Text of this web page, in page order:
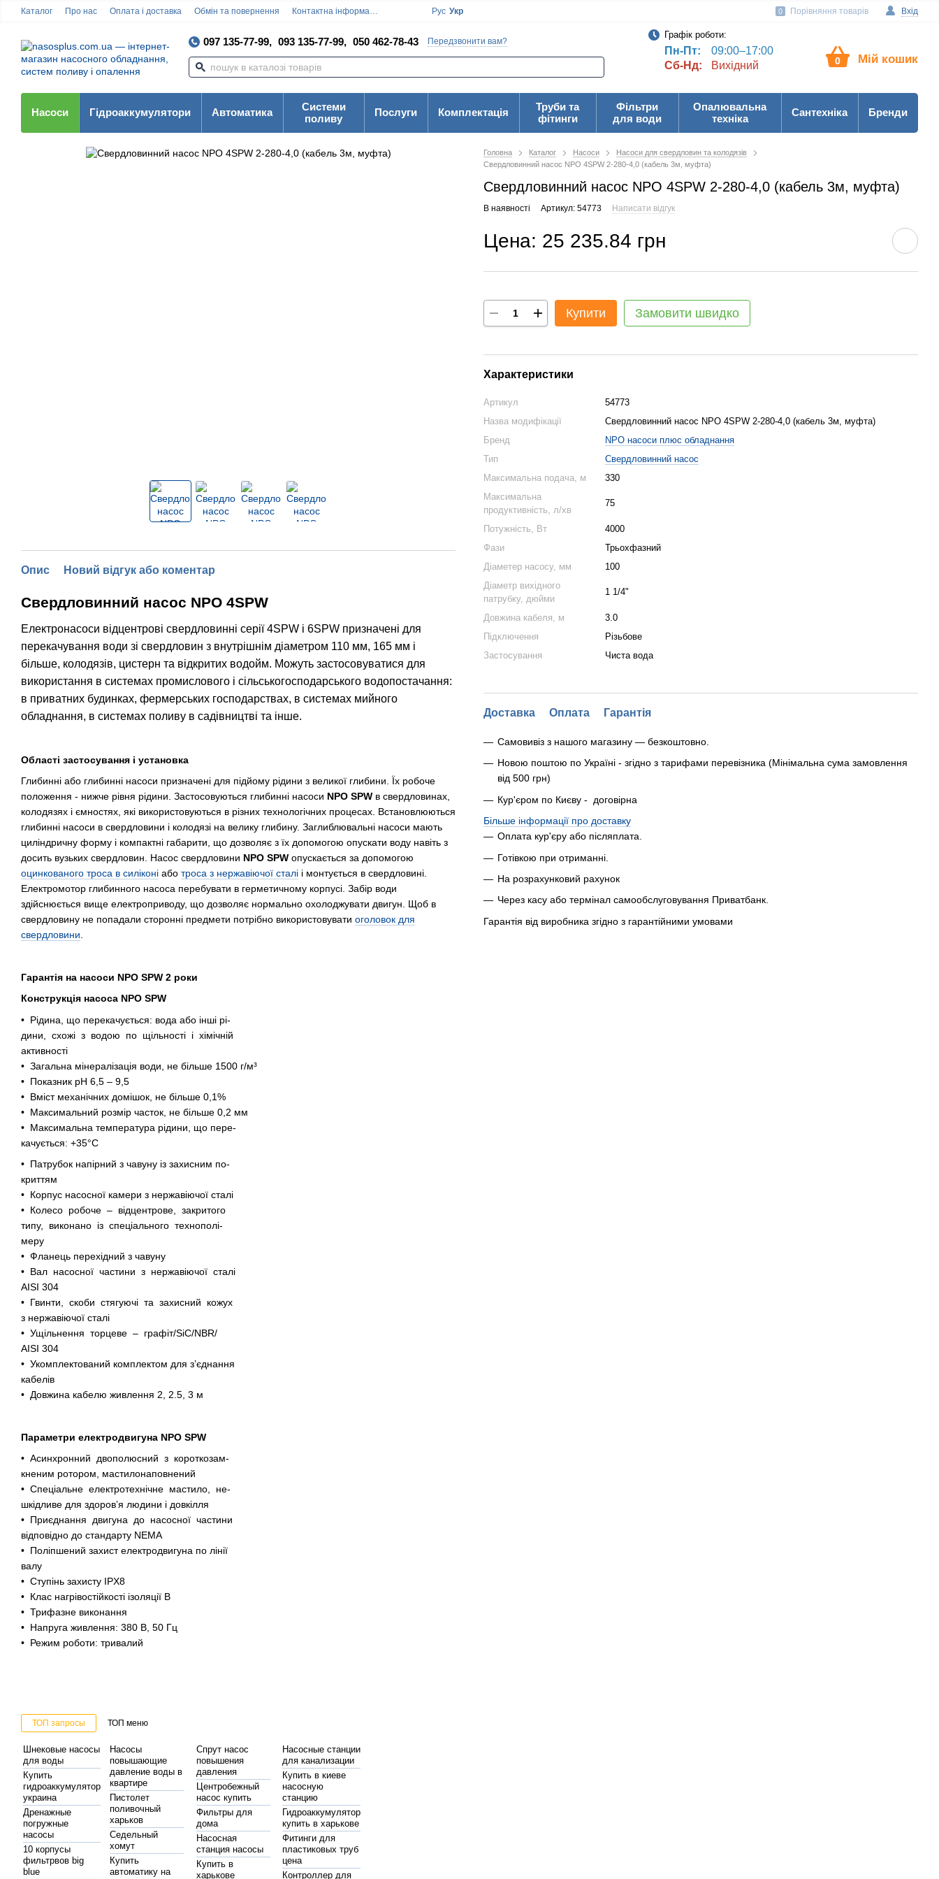
Каталог Про нас Оплата і доставка Обмін та повернення Контактна інформація Угода користувача Вхід
0 Порівняння товарів
Рус Укр
097 135-77-99, 093 135-77-99, 050 462-78-43 Передзвонити вам?
Графік роботи:
Пн-Пт:
09:00–17:00
Сб-Нд:
Вихідний 0 Мій кошик
Насоси Гідроаккумулятори Автоматика
Системи
поливу
Послуги Комплектація
Труби та
фітинги
Фільтри
для води
Опалювальна
техніка
Сантехніка Бренди
Опис Новий відгук або коментар
Свердловинний насос NPO 4SPW
Електронасоси відцентрові свердловинні серії 4SPW і 6SPW призначені для
перекачування води зі свердловин з внутрішнім діаметром 110 мм, 165 мм і
більше, колодязів, цистерн та відкритих водойм. Можуть застосовуватися для
використання в системах промислового і сільськогосподарського водопостачання:
в приватних будинках, фермерських господарствах, в системах мийного
обладнання, в системах поливу в садівництві та інше.
Області застосування і установка
Глибинні або глибинні насоси призначені для підйому рідини з великої глибини. Їх робоче
положення - нижче рівня рідини. Застосовуються глибинні насоси NPO SPW в свердловинах,
колодязях і ємностях, які використовуються в різних технологічних процесах. Встановлюються
глибинні насоси в свердловини і колодязі на велику глибину. Заглиблювальні насоси мають
циліндричну форму і компактні габарити, що дозволяє з їх допомогою опускати воду навіть з
досить вузьких свердловин. Насос свердловини NPO SPW опускається за допомогою
оцинкованого троса в силіконі або троса з нержавіючої сталі і монтується в свердловині.
Електромотор глибинного насоса перебувати в герметичному корпусі. Забір води
здійснюється вище електроприводу, що дозволяє нормально охолоджувати двигун. Щоб в
свердловину не попадали сторонні предмети потрібно використовувати оголовок для
свердловини
Гарантія на насоси NPO SPW 2 роки
Конструкція насоса NPO SPW
• Рідина, що перекачується: вода або інші рі-
дини, схожі з водою по щільності і хімічній
активності
• Загальна мінералізація води, не більше 1500 г/м³
• Показник рН 6,5 – 9,5
• Вміст механічних домішок, не більше 0,1%
• Максимальний розмір часток, не більше 0,2 мм
• Максимальна температура рідини, що пере-
качується: +35°C
• Патрубок напірний з чавуну із захисним по-
криттям
• Корпус насосної камери з нержавіючої сталі
• Колесо робоче – відцентрове, закритого
типу, виконано із спеціального технополі-
меру
• Фланець перехідний з чавуну
• Вал насосної частини з нержавіючої сталі
AISI 304
• Гвинти, скоби стягуючі та захисний кожух
з нержавіючої сталі
• Ущільнення торцеве – графіт/SiC/NBR/
AISI 304
• Укомплектований комплектом для з’єднання
кабелів
• Довжина кабелю живлення 2, 2.5, 3 м
Параметри електродвигуна NPO SPW
• Асинхронний двополюсний з короткозам-
кненим ротором, мастилонаповнений
• Спеціальне електротехнічне мастило, не-
шкідливе для здоров’я людини і довкілля
• Приєднання двигуна до насосної частини
відповідно до стандарту NEMA
• Поліпшений захист електродвигуна по лінії
валу
• Ступінь захисту IPХ8
• Клас нагрівостійкості ізоляції В
• Трифазне виконання
• Напруга живлення: 380 В, 50 Гц
• Режим роботи: тривалий
ТОП запросы ТОП меню
Шнековые насосы
для воды
Купить
гидроаккумулятор
украина
Дренажные
погружные
насосы
10 корпусы
фильтрвов big
blue
Насосы
повышающие
давление воды в
квартире
Пистолет
поливочный
харьков
Седельный
хомут
Купить
автоматику на
Спрут насос
повышения
давления
Центробежный
насос купить
Фильтры для
дома
Насосная
станция насосы
Купить в
харькове
Насосные станции
для канализации
Купить в киеве
насосную
станцию
Гидроаккумулятор
купить в харькове
Фитинги для
пластиковых труб
цена
Контроллер для
Головна Каталог Насоси
Насоси для свердловин та колодязів
Свердловинний насос NPO 4SPW 2-280-4,0 (кабель 3м, муфта)
Свердловинний насос NPO 4SPW 2-280-4,0 (кабель 3м, муфта)
В наявності Артикул: 54773 Написати відгук
Цена: 25 235.84 грн
Купити Замовити швидко
Характеристики
Артикул
54773
Назва модифікації
Свердловинний насос NPO 4SPW 2-280-4,0 (кабель 3м, муфта)
Бренд
NPO насоси плюс обладнання
Тип
Свердловинний насос
Максимальна подача, м
330
Максимальна
продуктивність, л/хв
75
Потужність, Вт
4000
Фази
Трьохфазний
Діаметер насосу, мм
100
Діаметр вихідного
патрубку, дюйми
1 1/4"
Довжина кабеля, м
3.0
Підключення
Різьбове
Застосування
Чиста вода
Доставка Оплата Гарантія
Самовивіз з нашого магазину — безкоштовно.
Новою поштою по Україні - згідно з тарифами перевізника (Мінімальна сума замовлення
від 500 грн)
Кур'єром по Києву - договірна
Більше інформації про доставку
Оплата кур'єру або післяплата.
Готівкою при отриманні.
На розрахунковий рахунок
Через касу або термінал самообслуговування Приватбанк.
Гарантія від виробника згідно з гарантійними умовами